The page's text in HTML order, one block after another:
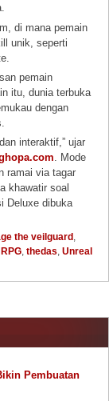
di mana pemain
unik, seperti
pemain
itu, dunia terbuka
dengan
interaktif,” ujar
. Mode
ramai via tagar
khawatir soal
Deluxe dibuka
the veilguard ,
RPG, thedas, Unreal
Pembuatan